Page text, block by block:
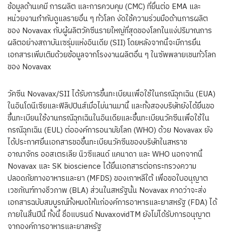
ข้อมูลด้านเคมี การผลิต และการควบคุม (CMC) ที่ยื่นต่อ EMA และ
หน่วยงานกำกับดูแลรายอื่น ๆ ทั่วโลก งัดใช้ความร่วมมือด้านการผลิต
ของ Novavax กับผู้ผลิตวัคซีนรายใหญ่ที่สุดของโลกในแง่ปริมาณการ
ผลิตอย่างสถาบันเซรุ่มแห่งอินเดีย (SII) โดยหลังจากนี้จะมีการยื่น
เอกสารเพิ่มเติมด้วยข้อมูลจากโรงงานผลิตอื่น ๆ ในซัพพลายเชนทั่วโลก
ของ Novavax
วัคซีน Novavax/SII ได้รับการขึ้นทะเบียนเพื่อใช้ในกรณีฉุกเฉิน (EUA)
ในอินโดนีเซียและฟิลิปปินส์เมื่อไม่นานมานี้ และทั้งสองบริษัทยังได้ยื่นขอ
ขึ้นทะเบียนใช้งานกรณีฉุกเฉินในอินเดียและขึ้นทะเบียนวัคซีนเพื่อใช้ใน
กรณีฉุกเฉิน (EUL) ต่อองค์การอนามัยโลก (WHO) ด้วย Novavax ยัง
ได้ประกาศยื่นเอกสารขอขึ้นทะเบียนวัคซีนของบริษัทในสหราช
อาณาจักร ออสเตรเลีย นิวซีแลนด์ แคนาดา และ WHO นอกจากนี้
Novavax และ SK bioscience ได้ยื่นเอกสารต่อกระทรวงความ
ปลอดภัยทางอาหารและยา (MFDS) ของเกาหลีใต้ เพื่อขอใบอนุญาต
เวชภัณฑ์ทางชีวภาพ (BLA) ส่วนในสหรัฐนั้น Novavax คาดว่าจะส่ง
เอกสารฉบับสมบูรณ์ทั้งหมดให้แก่องค์การอาหารและยาสหรัฐ (FDA) ได้
ภายในสิ้นปีนี้ ทั้งนี้ ชื่อแบรนด์ NuvaxovidTM ยังไม่ได้รับการอนุญาต
จากองค์การอาหารและยาสหรัฐ